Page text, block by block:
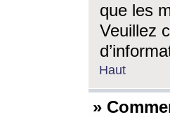
que les
Veuillez
Haut
»